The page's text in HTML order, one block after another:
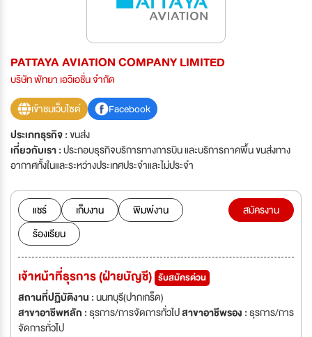
PATTAYA AVIATION COMPANY LIMITED
บริษัท พัทยา เอวิเอชั่น จำกัด
เข้าชมเว็บไซต์
Facebook
ประเภทธุรกิจ :ขนส่ง
เกี่ยวกับเรา :ประกอบธุรกิจบริการทางการบิน และบริการภาคพื้น ขนส่งทาง
อากาศทั้งในและระหว่างประเทศประจำและไม่ประจำ
แชร์ เก็บงาน
พิมพ์งาน
ร้องเรียน
สมัครงาน
เจ้าหน้าที่ธุรการ (ฝ่ายบัญชี) รับสมัครด่วน
สถานที่ปฏิบัติงาน :นนทบุรี(ปากเกร็ด)
สาขาอาชีพหลัก :ธุรการ/การจัดการทั่วไปสาขาอาชีพรอง :ธุรการ/การ
จัดการทั่วไป